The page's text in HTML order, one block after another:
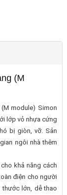
(M
module) Simon
lớp vỏ nhựa cứng
bị giòn, vỡ. Sản
ngôi nhà thêm
khả năng cách
điện cho người
lớn, dễ thao